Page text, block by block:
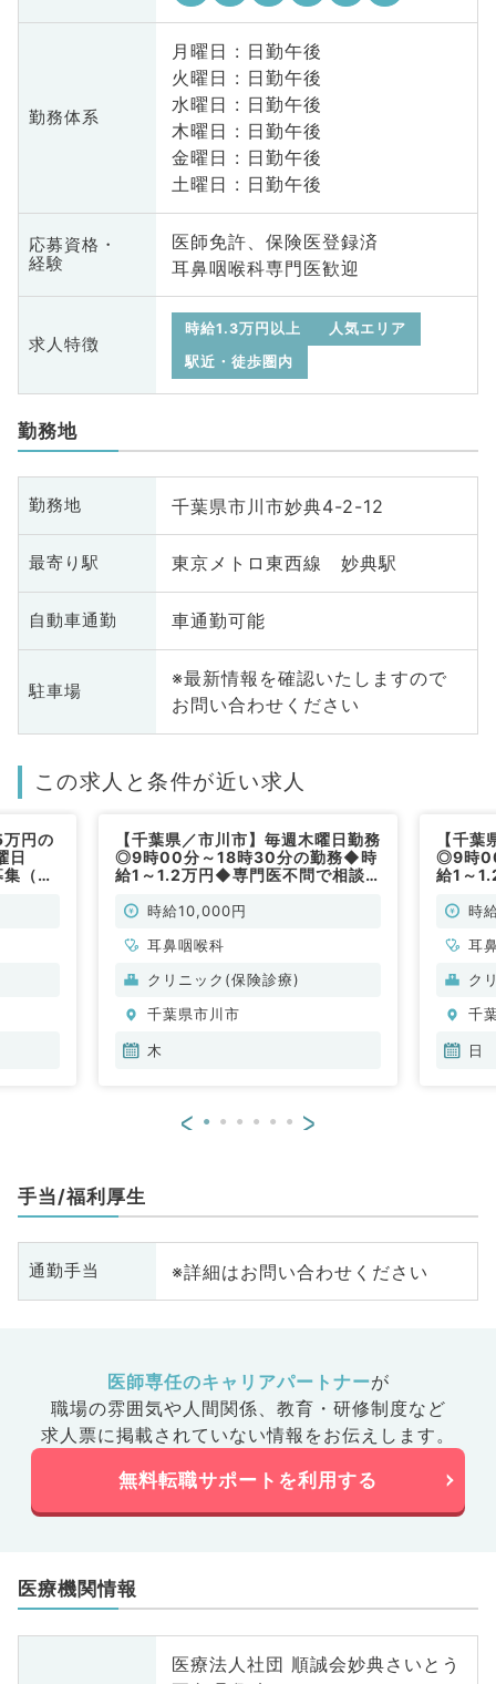
勤務体系
月曜日 : 日勤午後
火曜日 : 日勤午後
水曜日 : 日勤午後
木曜日 : 日勤午後
金曜日 : 日勤午後
土曜日 : 日勤午後
応募資格・
経験
医師免許、保険医登録済
耳鼻咽喉科専門医歓迎
求人特徴
時給1.3万円以上
人気エリア
駅近・徒歩圏内
勤務地
勤務地 千葉県市川市妙典4-2-12
最寄り駅 東京メトロ東西線 妙典駅
自動車通勤 車通勤可能
駐車場
※最新情報を確認いたしますので
お問い合わせください
この求人と条件が近い求人
円の
日
（耳
【千葉県／市川市】毎週木曜日勤務
◎9時00分～18時30分の勤務◆時
給1～1.2万円◆専門医不問で相談
時給10,000円
耳鼻咽喉科
クリニック(保険診療)
千葉県市川市
木
【千
◎9時
給1～
談可時
耳
ク
千
日
< >
手当/福利厚生
通勤手当 ※詳細はお問い合わせください
医師専任のキャリアパートナーが
職場の雰囲気や人間関係、 教育・研修制度など
求人票に掲載されていない情報をお伝えします。
無料転職サポートを利用する
医療機関情報
医療法人社団 順誠会妙典さいとう